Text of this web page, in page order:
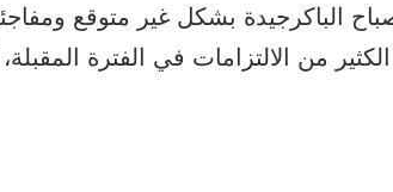
الباكرجيدة بشكل غير متوقع
من الالتزامات في الفترة